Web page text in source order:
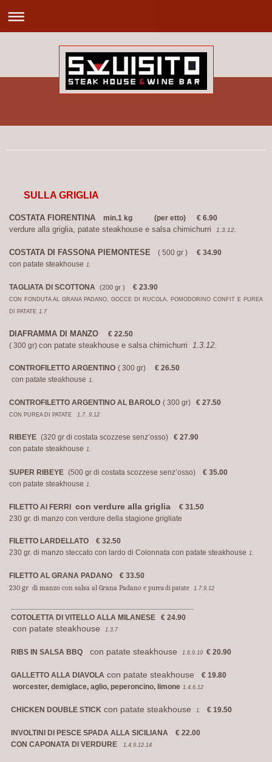
SULLA GRIGLIA
COSTATA FIORENTINA min.1 kg (per etto) € 6.90
verdure alla griglia, patate steakhouse e salsa chimichurri 1.3.12.
COSTATA DI FASSONA PIEMONTESE ( 500 gr )
€ 34.90
con patate steakhouse 1.
TAGLIATA DI SCOTTONA (200 gr ) € 23.90
CON FONDUTA AL GRANA PADANO, GOCCE DI RUCOLA, POMODORINO CONFIT E PUREA
DI PATATE 1.7
DIAFRAMMA DI MANZO
€ 22.50
( 300 gr) con patate steakhouse e salsa chimichurri 1.3.12.
CONTROFILETTO ARGENTINO ( 300 gr) € 26.50
con patate steakhouse 1.
CONTROFILETTO ARGENTINO AL BAROLO ( 300 gr) € 27.50
CON PUREA DI PATATE 1.7. 9.12
RIBEYE (320 gr di costata scozzese senz’osso) € 27.90
con patate steakhouse 1.
SUPER RIBEYE (500 gr di costata scozzese senz’osso) € 35.00
con patate steakhouse 1.
FILETTO AI FERRI con verdure alla griglia
€ 31.50
230 gr. di manzo con verdure della stagione grigliate
FILETTO LARDELLATO € 32.50
230 gr. di manzo steccato con lardo di Colonnata con patate steakhouse 1.
FILETTO AL GRANA PADANO
€ 33.50
230 gr di manzo con salsa al Grana Padano e purea di patate 1.7.9.12
DI VITELLO ALLA MILANESE € 24.90
patate steakhouse 1.3.7
IN SALSA BBQ con patate steakhouse 1.6.9.10€ 20.90
ALLA DIAVOLA con patate steakhouse€ 19.80
demiglace, aglio, peperoncino, limone 1.4.6.12
DOUBLE STICK con patate steakhouse 1. € 19.50
DI PESCE SPADA ALLA SICILIANA € 22.00
CAPONATA DI VERDURE
1.4.9.12.14